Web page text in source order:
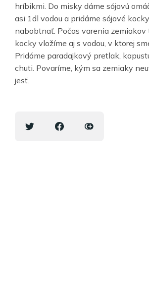
hríbikmi. Do misky dáme sójovú
asi 1dl vodou a pridáme sójové
nabobtnať. Počas varenia
kocky vložíme aj s vodou, v ktorej
Pridáme paradajkový pretlak,
chuti. Povaríme, kým sa zemiaky
jesť.